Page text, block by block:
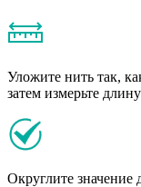
Уложите нить так,
затем измерьте длину
Округлите значение